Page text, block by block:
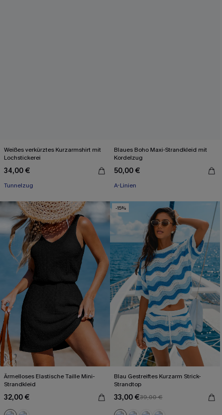
Weißes verkürztes Kurzarmshirt mit
Lochstickerei
34,00 €
Tunnelzug
Blaues Boho Maxi-Strandkleid mit
Kordelzug
50,00 €
A-Linien
Ärmelloses Elastische Taille Mini-
Strandkleid
32,00 €
-15%
Blau Gestreiftes Kurzarm Strick-
Strandtop
33,00 €39,00 €